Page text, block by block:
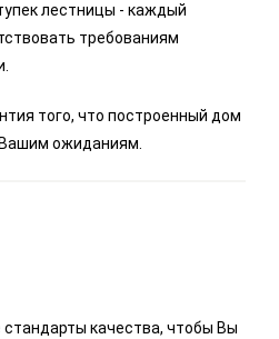
лестницы - каждый
требованиям
того, что построенный дом
ожиданиям.
качества, чтобы Вы